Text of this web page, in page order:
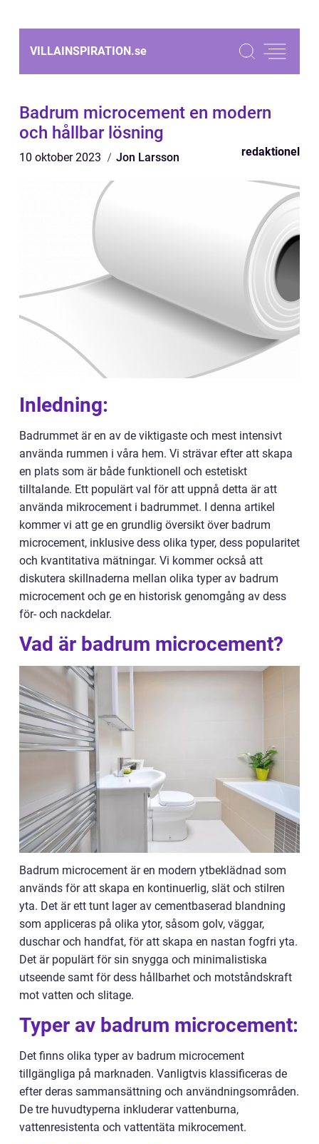
VILLAINSPIRATION.se
Badrum microcement en modern
och hållbar lösning
10 oktober 2023 Jon Larsson redaktionel
Inledning:
Badrummet är en av de viktigaste och mest intensivt
använda rummen i våra hem. Vi strävar efter att skapa
en plats som är både funktionell och estetiskt
tilltalande. Ett populärt val för att uppnå detta är att
använda mikrocement i badrummet. I denna artikel
kommer vi att ge en grundlig översikt över badrum
microcement, inklusive dess olika typer, dess popularitet
och kvantitativa mätningar. Vi kommer också att
diskutera skillnaderna mellan olika typer av badrum
microcement och ge en historisk genomgång av dess
för- och nackdelar.
Vad är badrum microcement?
Badrum microcement är en modern ytbeklädnad som
används för att skapa en kontinuerlig, slät och stilren
yta. Det är ett tunt lager av cementbaserad blandning
som appliceras på olika ytor, såsom golv, väggar,
duschar och handfat, för att skapa en nastan fogfri yta.
Det är populärt för sin snygga och minimalistiska
utseende samt för dess hållbarhet och motståndskraft
mot vatten och slitage.
Typer av badrum microcement:
Det finns olika typer av badrum microcement
tillgängliga på marknaden. Vanligtvis klassificeras de
efter deras sammansättning och användningsområden.
De tre huvudtyperna inkluderar vattenburna,
vattenresistenta och vattentäta mikrocement.